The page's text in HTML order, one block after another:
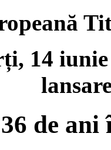
14 iunie
de